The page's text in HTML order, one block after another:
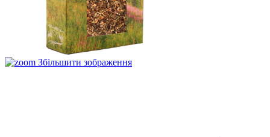
Збільшити зображення